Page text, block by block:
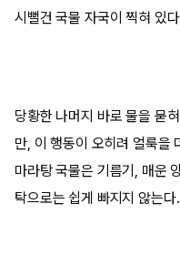
시뻘건 국물 자국이 찍혀 있
당황한 나머지 바로 물을 묻
만, 이 행동이 오히려 얼룩을
마라탕 국물은 기름기, 매운
탁으로는 쉽게 빠지지 않는다.